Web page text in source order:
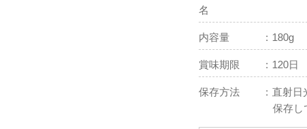
名
内容量 180g
賞味期限 120日
保存方法
直射日
保存し